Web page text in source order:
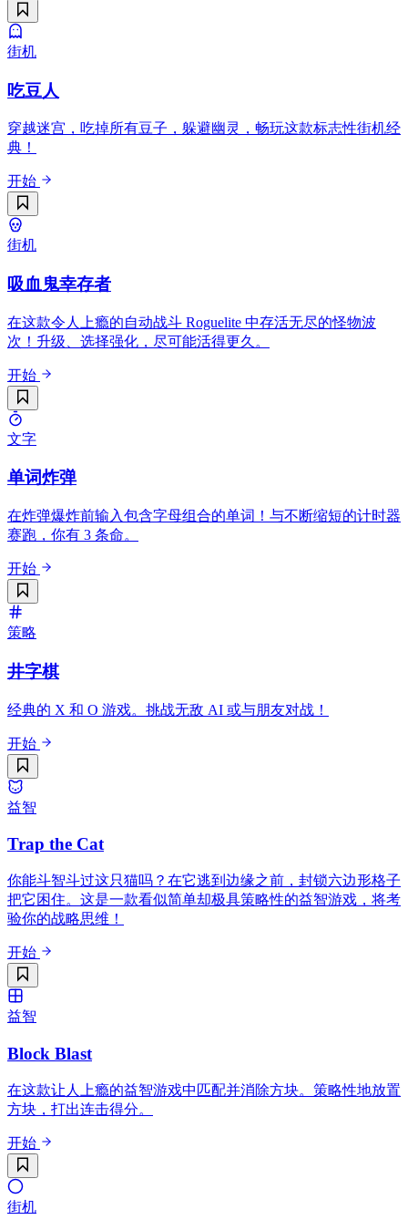
街机
吃豆人
穿越迷宫，吃掉所有豆子，躲避幽灵，畅玩这款标志性街机经
典！
开始
街机
吸血鬼幸存者
在这款令人上瘾的自动战斗 Roguelite 中存活无尽的怪物波
次！升级、选择强化，尽可能活得更久。
开始
文字
单词炸弹
在炸弹爆炸前输入包含字母组合的单词！与不断缩短的计时器
赛跑，你有 3 条命。
开始
策略
井字棋
经典的 X 和 O 游戏。挑战无敌 AI 或与朋友对战！
开始
益智
Trap the Cat
你能斗智斗过这只猫吗？在它逃到边缘之前，封锁六边形格子
把它困住。这是一款看似简单却极具策略性的益智游戏，将考
验你的战略思维！
开始
益智
Block Blast
在这款让人上瘾的益智游戏中匹配并消除方块。策略性地放置
方块，打出连击得分。
开始
街机